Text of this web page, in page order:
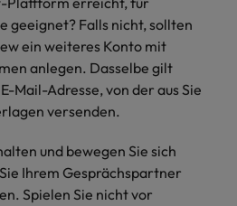
geeignet? Falls nicht, sollten
ein weiteres Konto mit
anlegen. Dasselbe gilt
Mail-Adresse, von der aus Sie
versenden.
und bewegen Sie sich
Ihrem Gesprächspartner
Spielen Sie nicht vor